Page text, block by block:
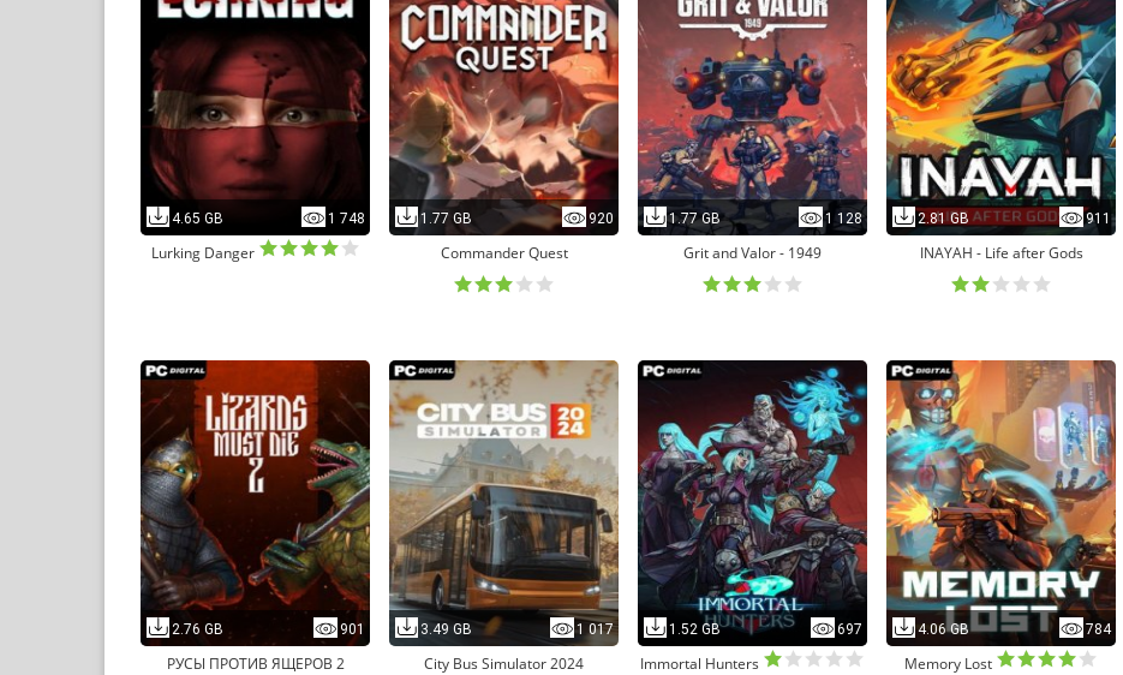
4.65 GB 1 748
Lurking Danger
1.77 GB 920
Commander Quest
1.77 GB 1 128
Grit and Valor - 1949
2.81 GB 911
INAYAH - Life after Gods
2.76 GB 901
РУСЫ ПРОТИВ ЯЩЕРОВ 2
3.49 GB 1 017
City Bus Simulator 2024
1.52 GB 697
Immortal Hunters
4.06 GB 784
Memory Lost